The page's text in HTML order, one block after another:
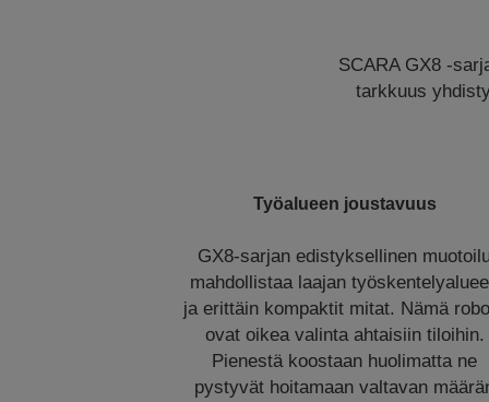
SCARA GX8 -
tarkkuus
Työalueen joustavuus
GX8-sarjan edistyksellinen
mahdollistaa laajan
ja erittäin kompaktit mitat. Nämä
ovat oikea valinta ahtaisiin tiloihin.
Pienestä koostaan huolimatta ne
pystyvät hoitamaan valtavan